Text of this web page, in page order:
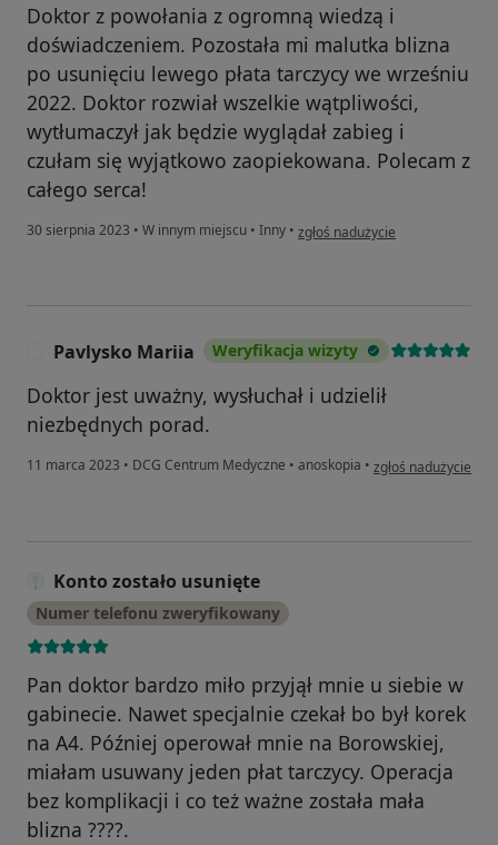
Doktor z powołania z ogromną wiedzą i
doświadczeniem. Pozostała mi malutka blizna
po usunięciu lewego płata tarczycy we wrześniu
2022. Doktor rozwiał wszelkie wątpliwości,
wytłumaczył jak będzie wyglądał zabieg i
czułam się wyjątkowo zaopiekowana. Polecam z
całego serca!
30 sierpnia 2023 • W innym miejscu • Inny • w opinii użytkownika Aleksandra
zgłoś nadużycie
Pavlysko Mariia Weryfikacja wizyty
Doktor jest uważny, wysłuchał i udzielił
niezbędnych porad.
11 marca 2023 • DCG Centrum Medyczne • anoskopia • w opinii
zgłoś nadużycie
Konto zostało usunięte
Numer telefonu zweryfikowany
Pan doktor bardzo miło przyjął mnie u siebie w
gabinecie. Nawet specjalnie czekał bo był korek
na A4. Później operował mnie na Borowskiej,
miałam usuwany jeden płat tarczycy. Operacja
bez komplikacji i co też ważne została mała
blizna ????.